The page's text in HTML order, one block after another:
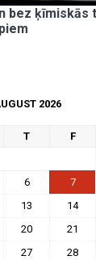
bez ķīmiskās
2026
T F
6 7
13 14
20 21
27 28